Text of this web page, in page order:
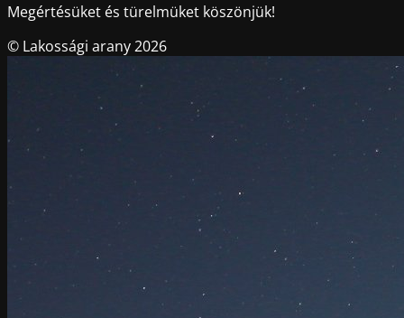
Megértésüket és türelmüket köszönjük!
© Lakossági arany 2026